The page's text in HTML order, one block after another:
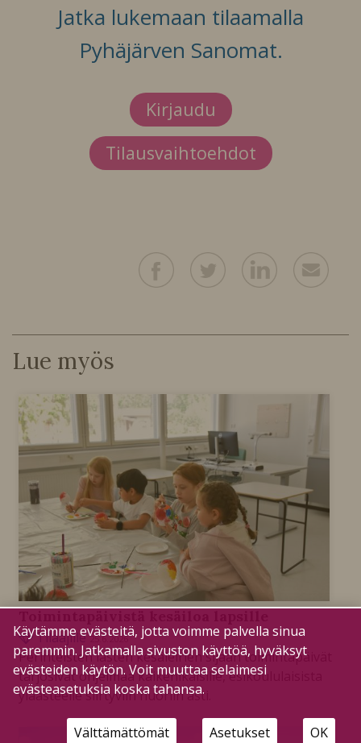
Jatka lukemaan tilaamalla
Pyhäjärven Sanomat.
Kirjaudu
Tilausvaihtoehdot
Lue myös
Tilaajille 25.6.2026
Perinteisten lasten kesäleirien sijaan toimintapäivät
tarjosivat ohjelmaa kaikenikäisille, esikoululaisista
yläasteelle siirtyviin nuoriin asti.
Käytämme evästeitä, jotta voimme palvella sinua
paremmin. Jatkamalla sivuston käyttöä, hyväksyt
evästeiden käytön. Voit muuttaa selaimesi
evästeasetuksia koska tahansa.
Välttämättömät Asetukset OK